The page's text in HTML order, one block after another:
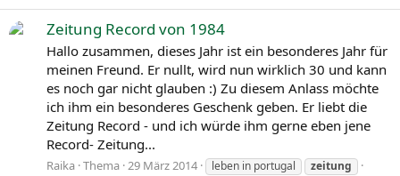
Zeitung Record von 1984
Hallo zusammen, dieses Jahr ist ein besonderes Jahr für
meinen Freund. Er nullt, wird nun wirklich 30 und kann
es noch gar nicht glauben :) Zu diesem Anlass möchte
ich ihm ein besonderes Geschenk geben. Er liebt die
Zeitung Record - und ich würde ihm gerne eben jene
Record- Zeitung...
Raika Thema 29 März 2014 leben in portugal zeitung